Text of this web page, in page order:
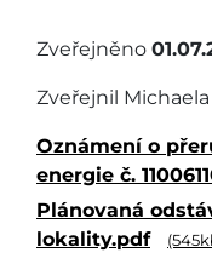
Zveřejněno
Zveřejnil
Oznámení o
energie č.
Plánovaná
lokality.pdf